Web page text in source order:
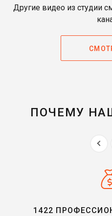
Другие видео из студии
ПОЧЕМУ
1422